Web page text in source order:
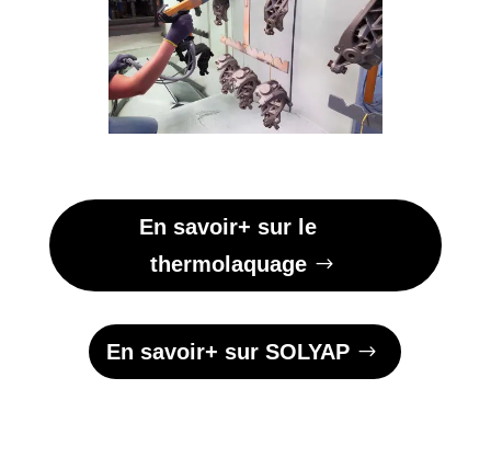
En savoir+ sur le
thermolaquage
En savoir+ sur SOLYAP